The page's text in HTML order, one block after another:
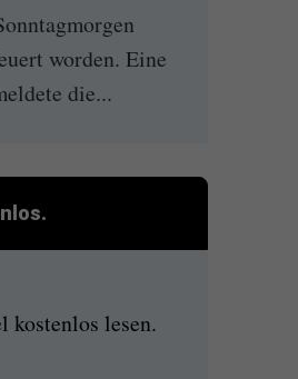
worden. Eine
die...
kostenlos lesen.